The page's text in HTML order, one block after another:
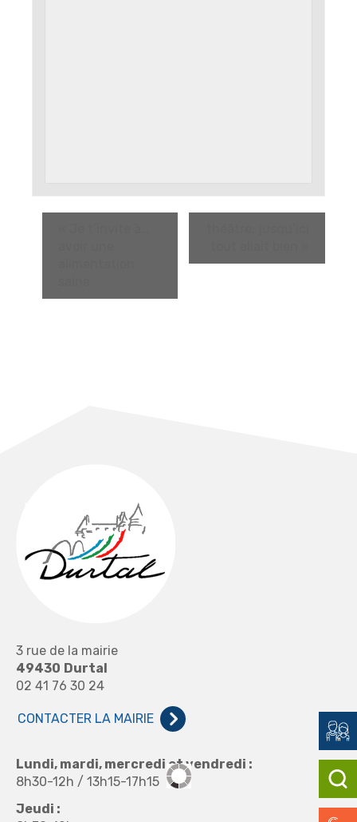
3 rue de la mairie
49430 Durtal
02 41 76 30 24
CONTACTER LA MAIRIE
Lundi, mardi, mercredi et vendredi :
8h30-12h / 13h15-17h15
Jeudi :